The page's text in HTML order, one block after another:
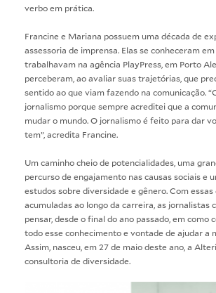
verbo em prática.
Francine e Mariana possuem uma década de
assessoria de imprensa. Elas se conheceram
trabalhavam na agência PlayPress, em Porto
perceberam, ao avaliar suas trajetórias, que
sentido ao que viam fazendo na comunicação.
jornalismo porque sempre acreditei que a
mudar o mundo. O jornalismo é feito para dar
tem”, acredita Francine.
Um caminho cheio de potencialidades, uma
percurso de engajamento nas causas sociais e
estudos sobre diversidade e gênero. Com essas
acumuladas ao longo da carreira, as jornalistas
pensar, desde o final do ano passado, em como
todo esse conhecimento e vontade de ajudar a
Assim, nasceu, em 27 de maio deste ano, a
consultoria de diversidade.